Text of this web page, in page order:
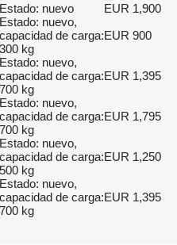
Estado: nuevo
EUR 1,900
Estado: nuevo,
capacidad de carga:
300 kg
EUR 900
Estado: nuevo,
capacidad de carga:
700 kg
EUR 1,395
Estado: nuevo,
capacidad de carga:
700 kg
EUR 1,795
Estado: nuevo,
capacidad de carga:
500 kg
EUR 1,250
Estado: nuevo,
capacidad de carga:
700 kg
EUR 1,395